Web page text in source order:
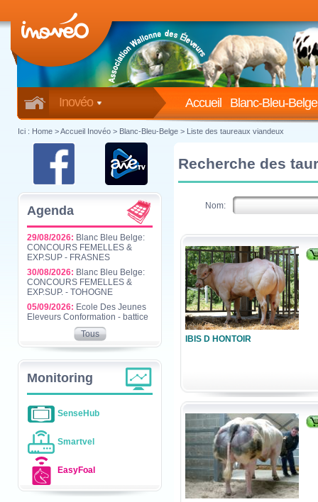
Inovéo Blanc-Bleu-Belge
Accueil
Ici : Home >Accueil Inovéo > Blanc-Bleu-Belge > Liste des taureaux viandeux
Agenda
29/08/2026: Blanc Bleu Belge:
CONCOURS FEMELLES &
EXP.SUP - FRASNES
30/08/2026: Blanc Bleu Belge:
CONCOURS FEMELLES &
EXP.SUP. - TOHOGNE
05/09/2026: Ecole Des Jeunes
Eleveurs Conformation - battice
Tous
Monitoring
SenseHub
Smartvel
EasyFoal
Recherche des
Nom:
IBIS D HONTOIR